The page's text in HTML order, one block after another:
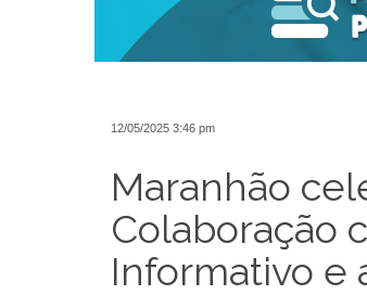
12/05/2025 3:46 pm
Maranhão
Colaboração
Informativo e